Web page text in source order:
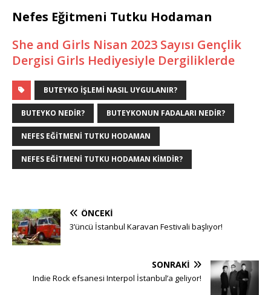
Nefes Eğitmeni Tutku Hodaman
She and Girls Nisan 2023 Sayısı Gençlik
Dergisi Girls Hediyesiyle Dergiliklerde
BUTEYKO IŞLEMI NASIL UYGULANIR?
BUTEYKO NEDIR? BUTEYKONUN FADALARI NEDIR?
NEFES EĞITMENI TUTKU HODAMAN
NEFES EĞITMENI TUTKU HODAMAN KIMDIR?
ÖNCEKI
3’üncü İstanbul Karavan Festivali başlıyor!
SONRAKI
Indie Rock efsanesi Interpol İstanbul’a geliyor!